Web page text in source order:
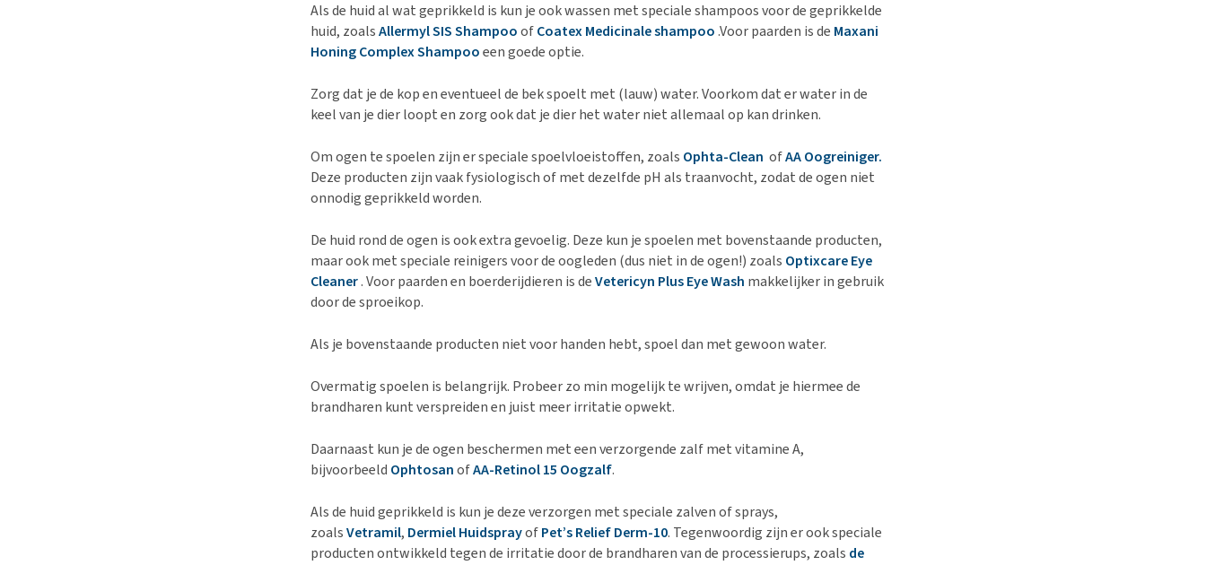
Als de huid al wat geprikkeld is kun je ook wassen met speciale shampoos voor de geprikkelde
huid, zoalsAllermyl SIS ShampooofCoatex Medicinale shampoo.Voor paarden is de Maxani
Honing Complex Shampooeen goede optie.
Zorg dat je de kop en eventueel de bek spoelt met (lauw) water. Voorkom dat er water in de
keel van je dier loopt en zorg ook dat je dier het water niet allemaal op kan drinken.
Om ogen te spoelen zijn er speciale spoelvloeistoffen, zoals Ophta-Clean ofAA Oogreiniger.
Deze producten zijn vaak fysiologisch of met dezelfde pH als traanvocht, zodat de ogen niet
onnodig geprikkeld worden.
De huid rond de ogen is ook extra gevoelig. Deze kun je spoelen met bovenstaande producten,
maar ook met speciale reinigers voor de oogleden (dus niet in de ogen!) zoals Optixcare Eye
Cleaner. Voor paarden en boerderijdieren is deVetericyn Plus Eye Wash makkelijker in gebruik
door de sproeikop.
Als je bovenstaande producten niet voor handen hebt, spoel dan met gewoon water.
Overmatig spoelen is belangrijk. Probeer zo min mogelijk te wrijven, omdat je hiermee de
brandharen kunt verspreiden en juist meer irritatie opwekt.
Daarnaast kun je de ogen beschermen met een verzorgende zalf met vitamine A,
bijvoorbeeld OphtosanofAA-Retinol 15 Oogzalf.
Als de huid geprikkeld is kun je deze verzorgen met speciale zalven of sprays,
zoalsVetramil, Dermiel HuidsprayofPet’s Relief Derm-10. Tegenwoordig zijn er ook speciale
producten ontwikkeld tegen de irritatie door de brandharen van de processierups, zoals de